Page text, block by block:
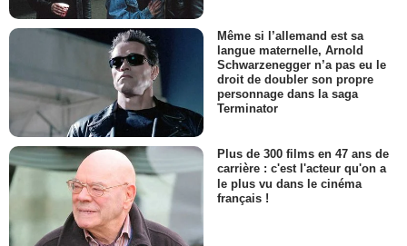
Même si l’allemand est sa
langue maternelle, Arnold
Schwarzenegger n’a pas eu le
droit de doubler son propre
personnage dans la saga
Terminator
Plus de 300 films en 47 ans de
carrière : c'est l'acteur qu'on a
le plus vu dans le cinéma
français !